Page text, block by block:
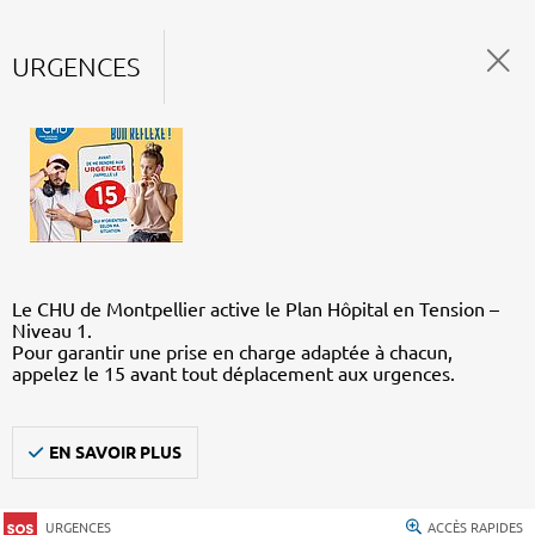
URGENCES
Le CHU de Montpellier active le Plan Hôpital en Tension –
Niveau 1.
Pour garantir une prise en charge adaptée à chacun,
appelez le 15 avant tout déplacement aux urgences.
EN SAVOIR PLUS
URGENCES ACCÈS RAPIDES